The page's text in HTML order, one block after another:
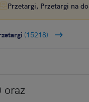
Przetargi, Przetargi na
(15218)
oraz